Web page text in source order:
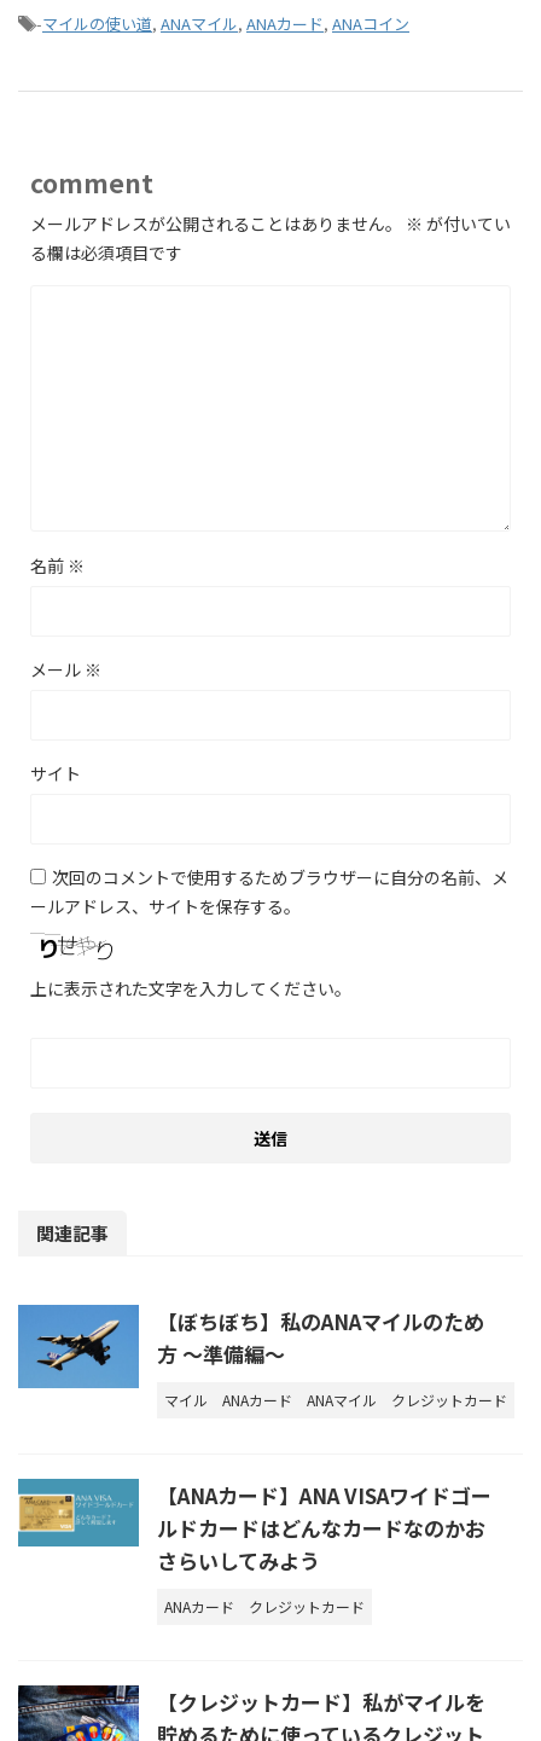
-マイルの使い道, ANAマイル, ANAカード, ANAコイン
comment
メールアドレスが公開されることはありません。 ※ が付いてい
る欄は必須項目です
名前 ※
メール ※
サイト
次回のコメントで使用するためブラウザーに自分の名前、メ
ールアドレス、サイトを保存する。
上に表示された文字を入力してください。
関連記事
【ぼちぼち】私のANAマイルのため
方 ～準備編～
マイル ANAカード ANAマイル クレジットカード
【ANAカード】ANA VISAワイドゴー
ルドカードはどんなカードなのかお
さらいしてみよう
ANAカード クレジットカード
【クレジットカード】私がマイルを
貯めるために使っているクレジット